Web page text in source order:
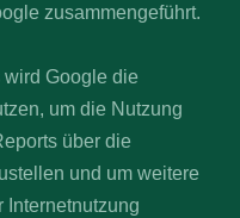
zusammengeführt.
wird Google die
um die Nutzung
über die
und um weitere
Internetnutzung